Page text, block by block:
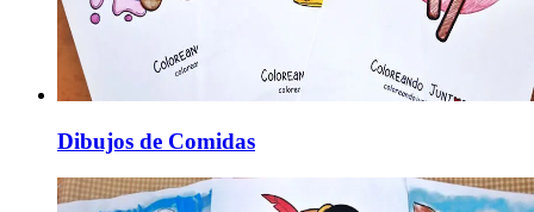
Dibujos de Comidas